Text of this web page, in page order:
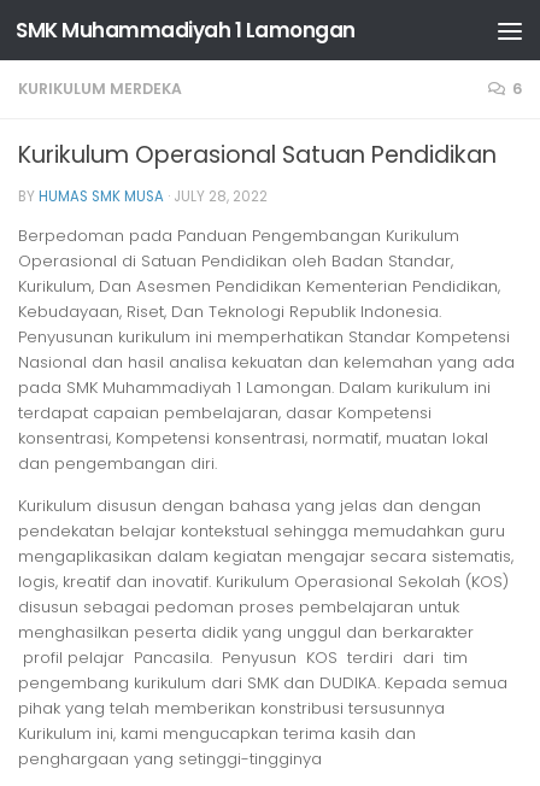
Skip to content
SMK Muhammadiyah 1 Lamongan
KURIKULUM MERDEKA 6
Kurikulum Operasional Satuan Pendidikan
BYHUMAS SMK MUSA · JULY 28, 2022
Berpedoman pada Panduan Pengembangan Kurikulum
Operasional di Satuan Pendidikan oleh Badan Standar,
Kurikulum, Dan Asesmen Pendidikan Kementerian Pendidikan,
Kebudayaan, Riset, Dan Teknologi Republik Indonesia.
Penyusunan kurikulum ini memperhatikan Standar Kompetensi
Nasional dan hasil analisa kekuatan dan kelemahan yang ada
pada SMK Muhammadiyah 1 Lamongan. Dalam kurikulum ini
terdapat capaian pembelajaran, dasar Kompetensi
konsentrasi, Kompetensi konsentrasi, normatif, muatan lokal
dan pengembangan diri.
Kurikulum disusun dengan bahasa yang jelas dan dengan
pendekatan belajar kontekstual sehingga memudahkan guru
mengaplikasikan dalam kegiatan mengajar secara sistematis,
logis, kreatif dan inovatif. Kurikulum Operasional Sekolah (KOS)
disusun sebagai pedoman proses pembelajaran untuk
menghasilkan peserta didik yang unggul dan berkarakter
profil pelajar Pancasila. Penyusun KOS terdiri dari tim
pengembang kurikulum dari SMK dan DUDIKA. Kepada semua
pihak yang telah memberikan konstribusi tersusunnya
Kurikulum ini, kami mengucapkan terima kasih dan
penghargaan yang setinggi-tingginya